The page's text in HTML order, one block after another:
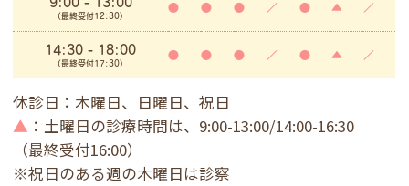
(最終受付12:30)
● ● ● ／ ● ▲ ／
14:30 - 18:00
(最終受付17:30)
● ● ● ／ ● ▲ ／
休診日：木曜日、日曜日、祝日
▲ ：土曜日の診療時間は、9:00-13:00/14:00-16:30
（最終受付16:00）
※祝日のある週の木曜日は診察